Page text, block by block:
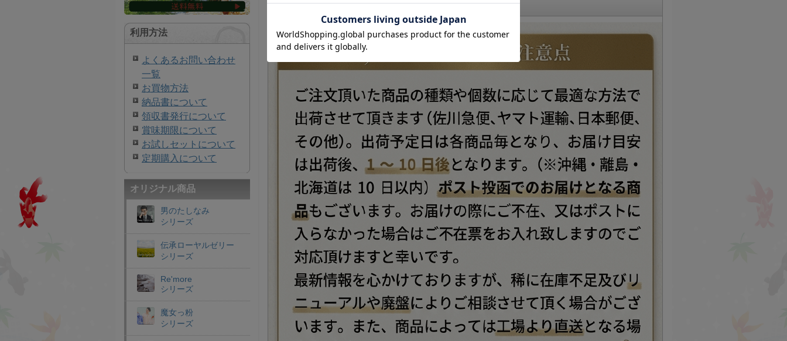
おススメ商品
利用方法
よくあるお問い合わせ
一覧
お買物方法
納品書について
領収書発行について
賞味期限について
お試しセットについて
定期購入について
オリジナル商品
男のたしなみ
シリーズ
伝承ローヤルゼリー
シリーズ
Re'more
シリーズ
魔女っ粉
シリーズ